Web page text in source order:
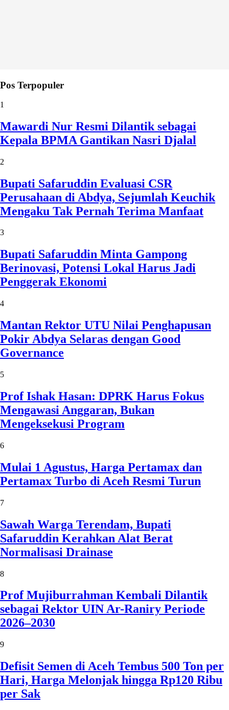
Pos Terpopuler
1
Mawardi Nur Resmi Dilantik sebagai
Kepala BPMA Gantikan Nasri Djalal
2
Bupati Safaruddin Evaluasi CSR
Perusahaan di Abdya, Sejumlah Keuchik
Mengaku Tak Pernah Terima Manfaat
3
Bupati Safaruddin Minta Gampong
Berinovasi, Potensi Lokal Harus Jadi
Penggerak Ekonomi
4
Mantan Rektor UTU Nilai Penghapusan
Pokir Abdya Selaras dengan Good
Governance
5
Prof Ishak Hasan: DPRK Harus Fokus
Mengawasi Anggaran, Bukan
Mengeksekusi Program
6
Mulai 1 Agustus, Harga Pertamax dan
Pertamax Turbo di Aceh Resmi Turun
7
Sawah Warga Terendam, Bupati
Safaruddin Kerahkan Alat Berat
Normalisasi Drainase
8
Prof Mujiburrahman Kembali Dilantik
sebagai Rektor UIN Ar-Raniry Periode
2026–2030
9
Defisit Semen di Aceh Tembus 500 Ton per
Hari, Harga Melonjak hingga Rp120 Ribu
per Sak